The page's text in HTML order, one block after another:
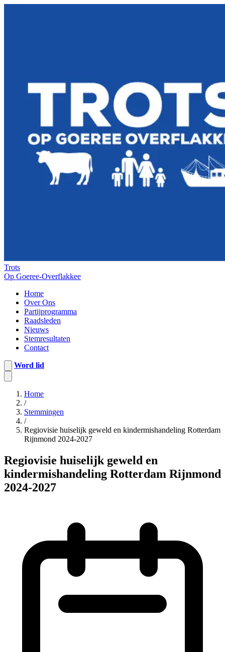
Trots
Op Goeree-Overflakkee
Home
Over Ons
Partijprogramma
Raadsleden
Nieuws
Stemresultaten
Contact
Word lid
Home
/
Stemmingen
/
Regiovisie huiselijk geweld en kindermishandeling Rotterdam
Rijnmond 2024-2027
Regiovisie huiselijk geweld en
kindermishandeling Rotterdam Rijnmond
2024-2027